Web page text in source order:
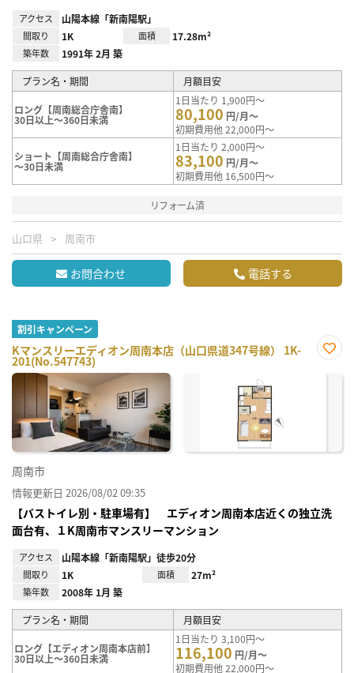
アクセス 山陽本線「新南陽駅」
間取り 1K 面積 17.28m²
築年数 1991年 2月 築
プラン名・期間 月額目安
ロング【周南総合庁舎南】
30日以上～360日未満
1日当たり 1,900円～
80,100 円/月～
初期費用他 22,000円～
ショート【周南総合庁舎南】
～30日未満
1日当たり 2,000円～
83,100 円/月～
初期費用他 16,500円～
リフォーム済
山口県 周南市
お問合わせ 電話する
割引キャンペーン
Kマンスリーエディオン周南本店（山口県道347号線） 1K-
201(No.547743)
に入
周南市
情報更新日 2026/08/02 09:35
【バストイレ別・駐車場有】 エディオン周南本店近くの独立洗
面台有、１K周南市マンスリーマンション
アクセス 山陽本線「新南陽駅」徒歩20分
間取り 1K 面積 27m²
築年数 2008年 1月 築
プラン名・期間 月額目安
ロング【エディオン周南本店前】
30日以上～360日未満
1日当たり 3,100円～
116,100 円/月～
初期費用他 22,000円～